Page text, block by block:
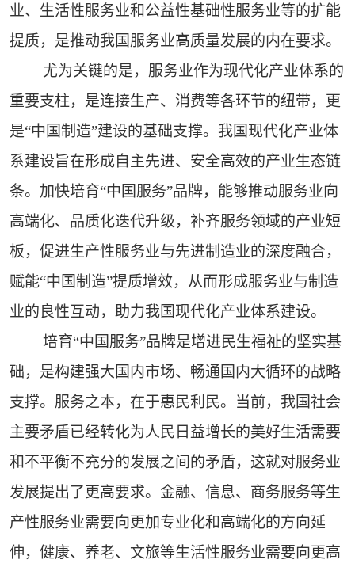
业、生活性服务业和公益性基础性服务业等的扩能
提质，是推动我国服务业高质量发展的内在要求。
尤为关键的是，服务业作为现代化产业体系的
重要支柱，是连接生产、消费等各环节的纽带，更
是“中国制造”建设的基础支撑。我国现代化产业体
系建设旨在形成自主先进、安全高效的产业生态链
条。加快培育“中国服务”品牌，能够推动服务业向
高端化、品质化迭代升级，补齐服务领域的产业短
板，促进生产性服务业与先进制造业的深度融合，
赋能“中国制造”提质增效，从而形成服务业与制造
业的良性互动，助力我国现代化产业体系建设。
培育“中国服务”品牌是增进民生福祉的坚实基
础，是构建强大国内市场、畅通国内大循环的战略
支撑。服务之本，在于惠民利民。当前，我国社会
主要矛盾已经转化为人民日益增长的美好生活需要
和不平衡不充分的发展之间的矛盾，这就对服务业
发展提出了更高要求。金融、信息、商务服务等生
产性服务业需要向更加专业化和高端化的方向延
伸，健康、养老、文旅等生活性服务业需要向更高